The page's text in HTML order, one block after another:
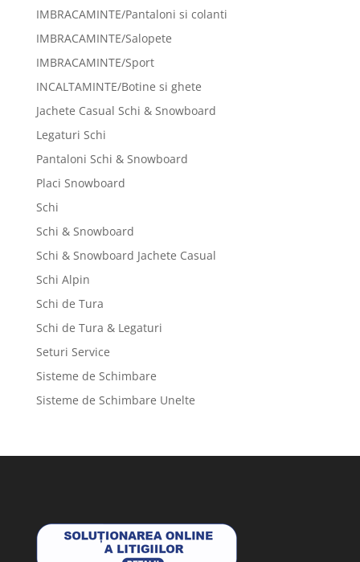
IMBRACAMINTE/Pantaloni si colanti
IMBRACAMINTE/Salopete
IMBRACAMINTE/Sport
INCALTAMINTE/Botine si ghete
Jachete Casual Schi & Snowboard
Legaturi Schi
Pantaloni Schi & Snowboard
Placi Snowboard
Schi
Schi & Snowboard
Schi & Snowboard Jachete Casual
Schi Alpin
Schi de Tura
Schi de Tura & Legaturi
Seturi Service
Sisteme de Schimbare
Sisteme de Schimbare Unelte